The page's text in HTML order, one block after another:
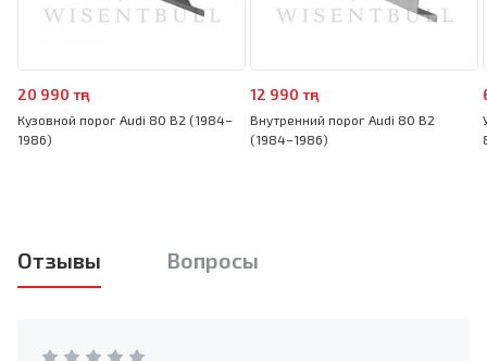
20 990 тңг
Кузовной порог Audi 80 B2 (1984–
1986)
12 990 тңг
Внутренний порог Audi 80 B2
(1984–1986)
Отзывы Вопросы